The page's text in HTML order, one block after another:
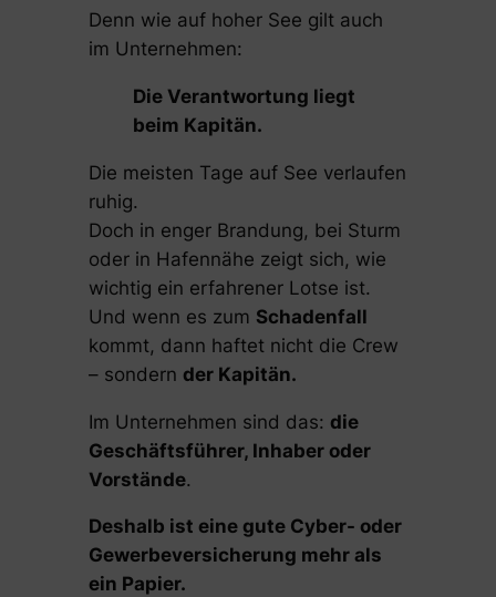
Denn wie auf hoher See gilt auch
im Unternehmen:
Die Verantwortung liegt
beim Kapitän.
Die meisten Tage auf See verlaufen
ruhig.
Doch in enger Brandung, bei Sturm
oder in Hafennähe zeigt sich, wie
wichtig ein erfahrener Lotse ist.
Und wenn es zum Schadenfall
kommt, dann haftet nicht die Crew
– sondern der Kapitän.
Im Unternehmen sind das: die
Geschäftsführer, Inhaber oder
Vorstände.
Deshalb ist eine gute Cyber- oder
Gewerbeversicherung mehr als
ein Papier.